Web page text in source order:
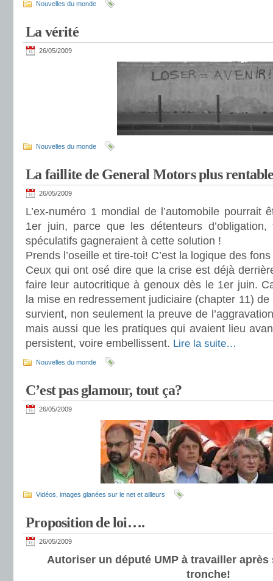
Nouvelles du monde
La vérité
26/05/2009
Nouvelles du monde
La faillite de General Motors plus rentable
26/05/2009
L’ex-numéro 1 mondial de l’automobile pourrait
1er juin, parce que les détenteurs
spéculatifs gagneraient à cette solution !
Prends l’oseille et tire-toi! C’est la logique des
Ceux qui ont osé dire que la crise est déjà
faire leur autocritique à genoux dès le 1er juin.
la mise en redressement judiciaire (chapter 11) de
survient, non seulement la preuve de
mais aussi que les pratiques qui avaient lieu
persistent, voire embellissent. Lire la suite…
Nouvelles du monde
C’est pas glamour, tout ça?
26/05/2009
Vidéos, images glanées sur le net et ailleurs
Proposition de loi….
26/05/2009
Autoriser un député UMP à travailler après
tronche!